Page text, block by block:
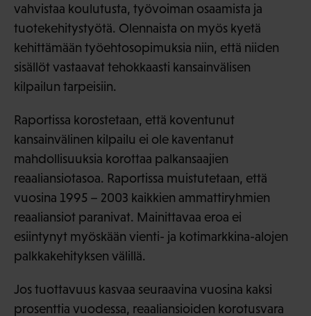
vahvistaa koulutusta, työvoiman osaamista ja
tuotekehitystyötä. Olennaista on myös kyetä
kehittämään työehtosopimuksia niin, että niiden
sisällöt vastaavat tehokkaasti kansainvälisen
kilpailun tarpeisiin.
Raportissa korostetaan, että koventunut
kansainvälinen kilpailu ei ole kaventanut
mahdollisuuksia korottaa palkansaajien
reaaliansiotasoa. Raportissa muistutetaan, että
vuosina 1995 – 2003 kaikkien ammattiryhmien
reaaliansiot paranivat. Mainittavaa eroa ei
esiintynyt myöskään vienti- ja kotimarkkina-alojen
palkkakehityksen välillä.
Jos tuottavuus kasvaa seuraavina vuosina kaksi
prosenttia vuodessa, reaaliansioiden korotusvara